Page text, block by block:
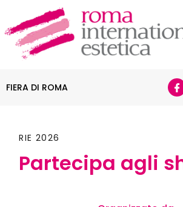
FIERA DI ROMA
RIE 2026
Partecipa agli